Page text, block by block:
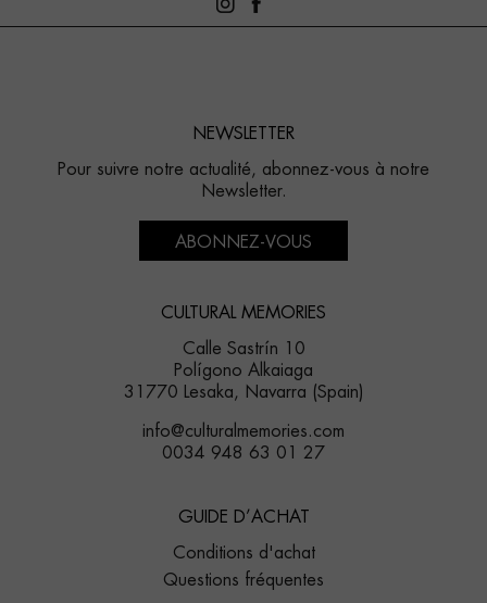
NEWSLETTER
Pour suivre notre actualité, abonnez-vous à notre
Newsletter.
ABONNEZ-VOUS
CULTURAL MEMORIES
Calle Sastrín 10
Polígono Alkaiaga
31770 Lesaka, Navarra (Spain)
info@culturalmemories.com
0034 948 63 01 27
GUIDE D’ACHAT
Conditions d'achat
Questions fréquentes